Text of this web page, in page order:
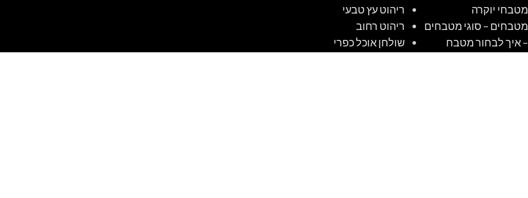
מטבחי יוקרה
מטבחים – סוגי מטבחים
– איך לבחור מטבח
ריהוט עץ טבעי
ריהוט רחוב
שולחן אוכל כפרי